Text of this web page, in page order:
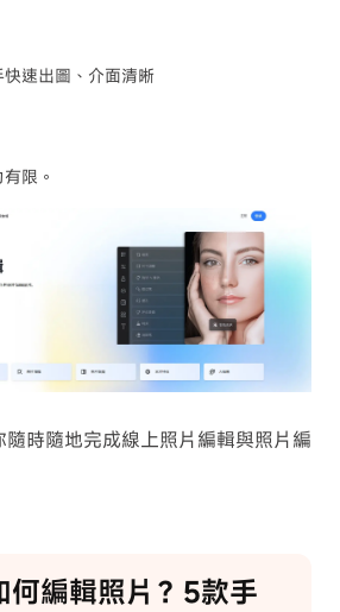
速出圖、介面清晰
限。
時隨地完成線上照片編輯與照片編
何編輯照片？5款手